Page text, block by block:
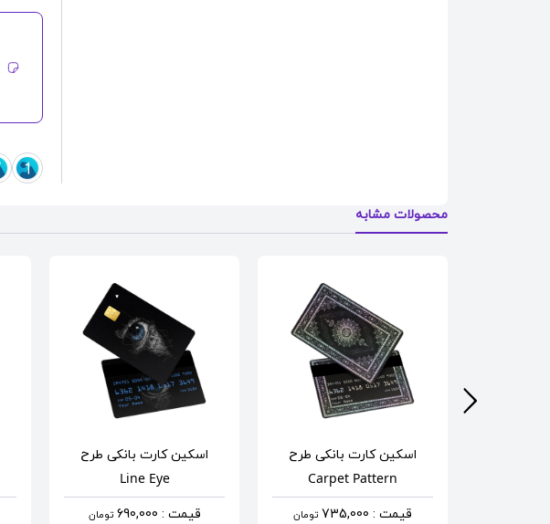
محصولات مشابه
اسکین کارت بانکی طرح
Carpet Pattern
قیمت : 735,000 تومان
اسکین کارت بانکی طرح
Line Eye
قیمت : 690,000 تومان